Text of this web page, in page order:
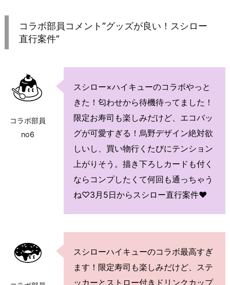
コラボ部員コメント”グッズが良い！スシロー
直行案件”
コラボ部員
no6
スシロー×ハイキューのコラボやっと
きた！匂わせから待機待ってました！
限定お寿司も楽しみだけど、エコバッ
グが可愛すぎる！烏野デザイン絶対欲
しいし、買い物行くたびにテンション
上がりそう。描き下ろしカードも付く
ならコンプしたくて何回も通っちゃう
ね♡3月5日からスシロー直行案件♥
スシローハイキューのコラボ最高すぎ
ます！限定寿司も楽しみだけど、ステ
ッカーとストロー付きドリンクカップ